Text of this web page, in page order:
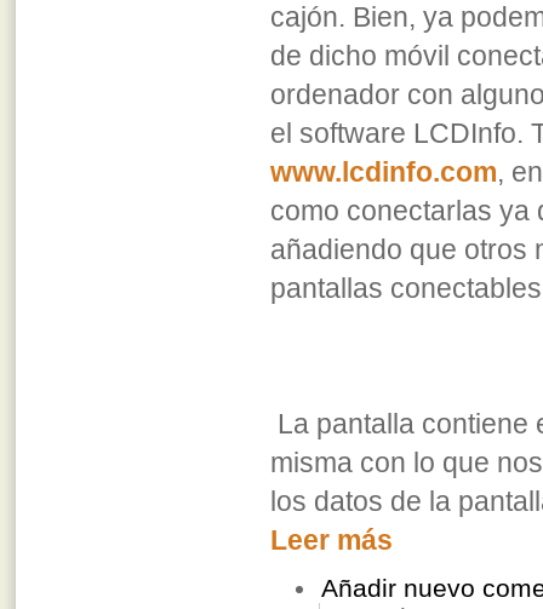
cajón. Bien, ya
de dicho móvil
ordenador con
el software LCDInfo.
www.lcdinfo.com,
como conectarlas ya
añadiendo que otros
pantallas
La pantalla
misma con lo que
los datos de la
Leer más
Añadir nuevo